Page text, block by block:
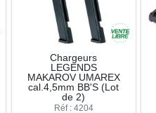
Chargeurs
LEGENDS
MAKAROV UMAREX
cal.4,5mm BB'S (Lot
de 2)
Réf : 4204